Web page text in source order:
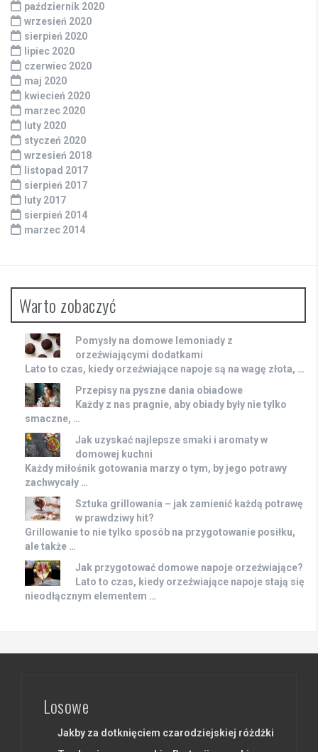
październik 2020
wrzesień 2020
sierpień 2020
lipiec 2020
czerwiec 2020
maj 2020
kwiecień 2020
marzec 2020
luty 2020
styczeń 2020
wrzesień 2018
listopad 2017
sierpień 2017
luty 2017
sierpień 2014
marzec 2014
Warto zobaczyć
Pomysły na domowe lemoniady z
orzeźwiającymi dodatkami
Lato to czas, kiedy orzeźwiające napoje są na wagę złota, …
Przepisy na pyszne dania obiadowe
Każdy z nas pragnie, aby obiady były nie tylko
smaczne, …
Jak uzyskać najlepsze smaki i aromaty w
domowej kuchni
Każdy miłośnik gotowania marzy o tym, by jego potrawy
zachwycały …
Sztuka grillowania – jak zamienić każdą potrawę
w prawdziwy hit?
Grillowanie to nie tylko sposób na przygotowanie posiłku,
ale także …
Jak przygotować domowe napoje orzeźwiające?
Lato to czas, kiedy orzeźwiające napoje stają się
nieodłącznym elementem …
Losowe
Jakby za dotknięciem czarodziejskiej różdżki